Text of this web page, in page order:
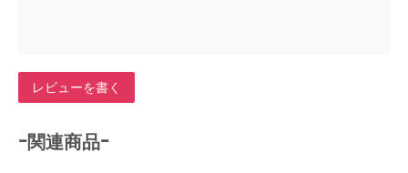
レビューを書く
-関連商品-